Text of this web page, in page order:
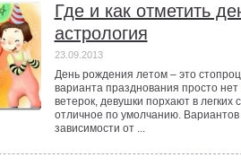
Где и как отметить
астрология
23.09.2013
День рождения летом – это
варианта празднования просто
ветерок, девушки порхают в
отличное по умолчанию.
зависимости от ...